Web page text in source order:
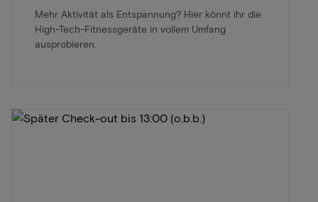
Mehr Aktivität als Entspannung? Hier könnt ihr die
High-Tech-Fitnessgeräte in vollem Umfang
ausprobieren.